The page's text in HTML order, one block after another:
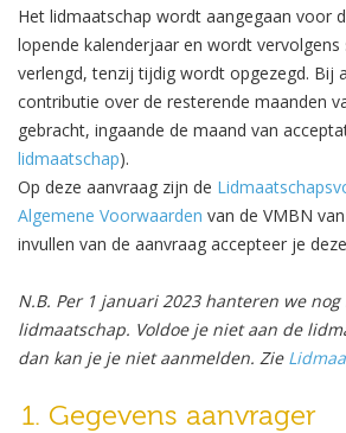
Het lidmaatschap wordt aangegaan voor
lopende kalenderjaar en wordt
verlengd, tenzij tijdig wordt opgezegd. Bij
contributie over de resterende maanden
gebracht, ingaande de maand van
lidmaatschap).
Op deze aanvraag zijn de
Algemene Voorwaarden van de VMBN
invullen van de aanvraag accepteer je
N.B. Per 1 januari 2023 hanteren we
lidmaatschap. Voldoe je niet aan de
dan kan je je niet aanmelden. Zie
1. Gegevens aanvrager